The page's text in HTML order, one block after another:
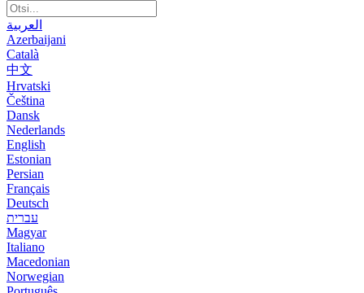
العربية
Azerbaijani
Català
中文
Hrvatski
Čeština
Dansk
Nederlands
English
Estonian
Persian
Français
Deutsch
עברית
Magyar
Italiano
Macedonian
Norwegian